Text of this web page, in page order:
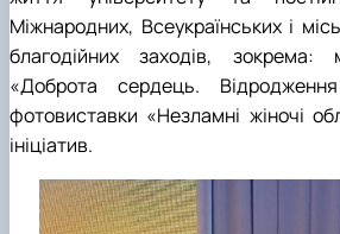
Міжнародних, Всеукраїнських і
благодійних заходів, зокрема:
«Доброта сердець. Відродження
фотовиставки «Незламні жіночі
ініціатив.